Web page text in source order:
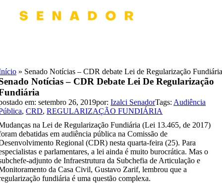
» Senado Notícias – CDR debate Lei de Regularização
Notícias – CDR Debate Lei De Regularização
em: setembro 26, 2019por:Izalci SenadorTags: Audiência
,CRD,REGULARIZAÇÃO FUNDIÁRIA
na Lei de Regularização Fundiária (Lei 13.465, de 2017)
debatidas em audiência pública na Comissão de
Regional (CDR) nesta quarta-feira (25). Para
e parlamentares, a lei ainda é muito burocrática. Mas o
adjunto de Infraestrutura da Subchefia de Articulação e
da Casa Civil, Gustavo Zarif, lembrou que a
fundiária é uma questão complexa.